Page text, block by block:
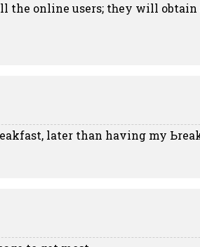
the online users; tһey will obtain
later than having my